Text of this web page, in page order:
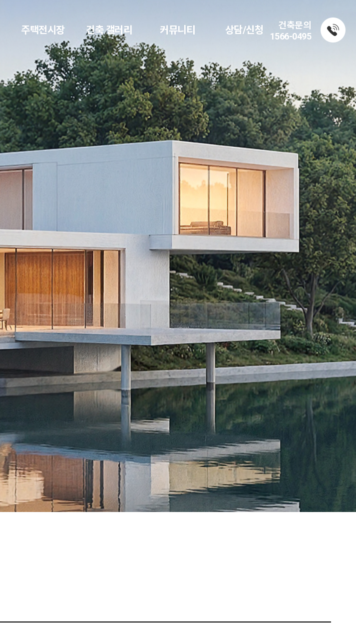
주택전시장 건축 갤러리 커뮤니티 상담/신청
건축문의
1566-0495